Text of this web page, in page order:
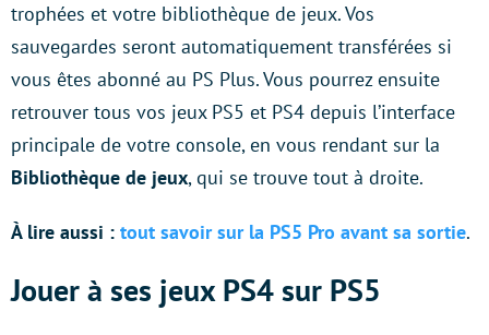
trophées et votre bibliothèque de jeux. Vos
sauvegardes seront automatiquement transférées si
vous êtes abonné au PS Plus. Vous pourrez ensuite
retrouver tous vos jeux PS5 et PS4 depuis l’interface
principale de votre console, en vous rendant sur la
Bibliothèque de jeux, qui se trouve tout à droite.
À lire aussi : tout savoir sur la PS5 Pro avant sa sortie.
Jouer à ses jeux PS4 sur PS5